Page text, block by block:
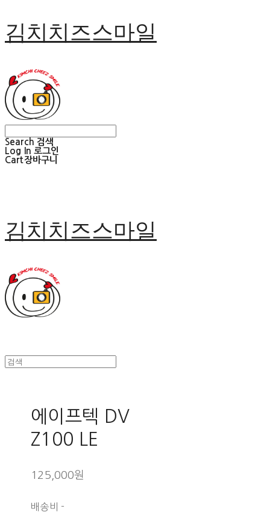
김치치즈스마일
Search 검색
Log In 로그인
Cart장바구니
김치치즈스마일
에이프텍 DV
Z100 LE
125,000원
배송비 -